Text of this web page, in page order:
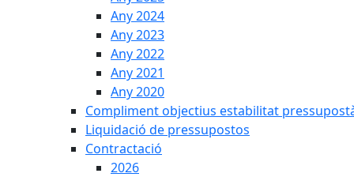
Any 2024
Any 2023
Any 2022
Any 2021
Any 2020
Compliment objectius estabilitat
Liquidació de pressupostos
Contractació
2026